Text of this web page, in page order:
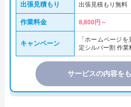
出張見積もり 出張見積もり無料
作業料金 8,800円～
キャンペーン
「ホームページ
定シルバー割 作
サービスの内容を